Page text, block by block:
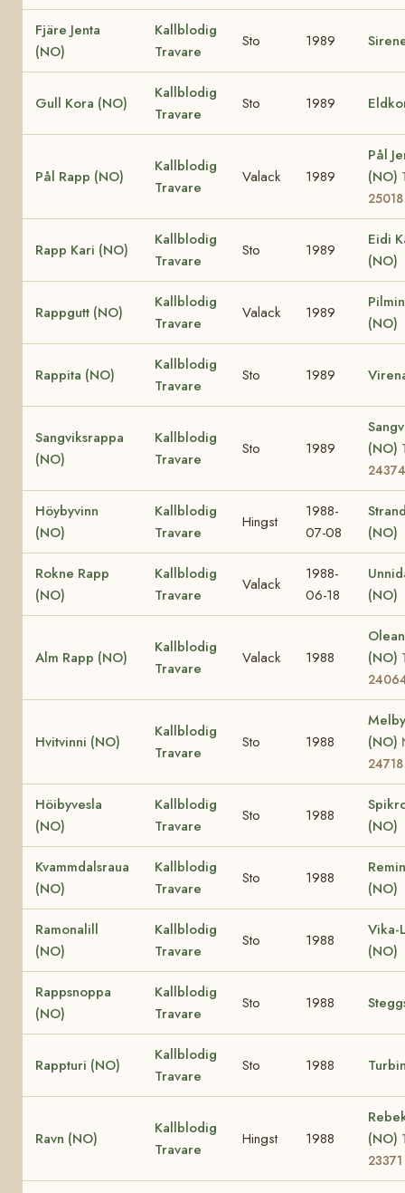
Fjäre Jenta
(NO)
Kallblodig
Travare
Sto 1989
Gull Kora (NO)
Kallblodig
Travare
Sto 1989
Pål Rapp (NO)
Kallblodig
Travare
Valack 1989
Pål
(NO)
25018
Rapp Kari (NO)
Kallblodig
Travare
Sto 1989
Eidi
(NO)
Rappgutt (NO)
Kallblodig
Travare
Valack 1989
(NO)
Rappita (NO)
Kallblodig
Travare
Sto 1989
Sangviksrappa
(NO)
Kallblodig
Travare
Sto 1989
(NO)
24374
Höybyvinn
(NO)
Kallblodig
Travare
Hingst
1988-
07-08
(NO)
Rokne Rapp
(NO)
Kallblodig
Travare
Valack
1988-
06-18
(NO)
Alm Rapp (NO)
Kallblodig
Travare
Valack 1988
(NO)
Hvitvinni (NO)
Kallblodig
Travare
Sto 1988
(NO)
24718
Höibyvesla
(NO)
Kallblodig
Travare
Sto 1988
(NO)
Kvammdalsraua
(NO)
Kallblodig
Travare
Sto 1988
(NO)
Ramonalill
(NO)
Kallblodig
Travare
Sto 1988
Vika-
(NO)
Rappsnoppa
(NO)
Kallblodig
Travare
Sto 1988
Rappturi (NO)
Kallblodig
Travare
Sto 1988
Ravn (NO)
Kallblodig
Travare
Hingst 1988
(NO)
23371